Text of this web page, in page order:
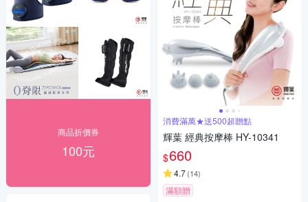
商品折價券
100元
消費滿萬★送500超贈點
輝葉 經典按摩棒 HY-10341
$660
4.7(14)
滿額贈